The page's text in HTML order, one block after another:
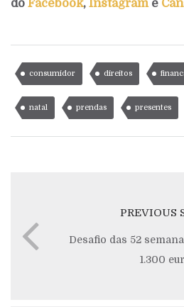
do Facebook, Instagram e
consumidor direitos
natal prendas presentes
PREVIOUS
Desafio das 52
1.300